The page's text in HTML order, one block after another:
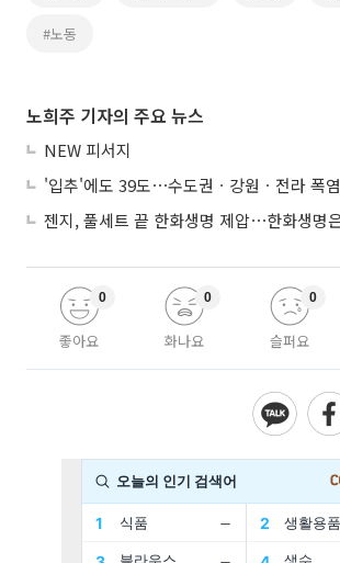
#노동
노희주 기자의 주요 뉴스
NEW 피서지
'입추'에도 39도⋯수도권ㆍ강원ㆍ전라 폭염
좋아요
0
화나요
0
슬퍼요
0